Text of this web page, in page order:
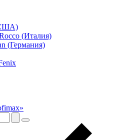
(Италия)
(Германия)